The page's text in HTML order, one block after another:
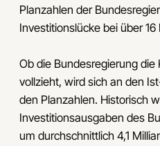
Planzahlen der
Investitionslücke bei über 16
Ob die Bundesregierung die
vollzieht, wird sich an den
den Planzahlen. Historisch
Investitionsausgaben des
um durchschnittlich 4,1